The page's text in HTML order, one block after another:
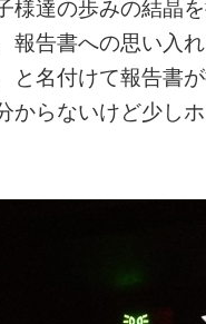
様達の歩みの結晶
報告書への思い入
と名付けて報告書
からないけど少し